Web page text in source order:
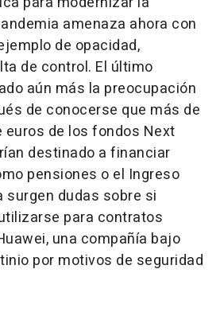
amenaza ahora con
de opacidad,
de control. El último
aún más la preocupación
de conocerse que más de
euros de los fondos Next
destinado a financiar
pensiones o el Ingreso
surgen dudas sobre si
para contratos
una compañía bajo
por motivos de seguridad